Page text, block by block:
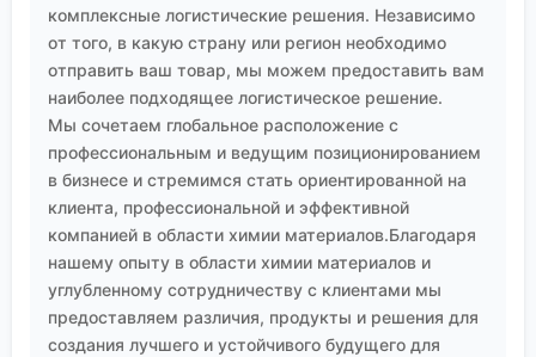
не формально, а с пониманием реальных
процессов, происходящих в цеху, в лаборатории,
на складе. Это и есть та самая практика, которая
отличает простого исполнителя от настоящего
профессионала в области промышленной
безопасности.
комплексные логистические решения. Независимо
от того, в какую страну или регион необходимо
отправить ваш товар, мы можем предоставить вам
наиболее подходящее логистическое решение.
Мы сочетаем глобальное расположение с
профессиональным и ведущим позиционированием
в бизнесе и стремимся стать ориентированной на
клиента, профессиональной и эффективной
компанией в области химии материалов.Благодаря
нашему опыту в области химии материалов и
углубленному сотрудничеству с клиентами мы
предоставляем различия, продукты и решения для
создания лучшего и устойчивого будущего для